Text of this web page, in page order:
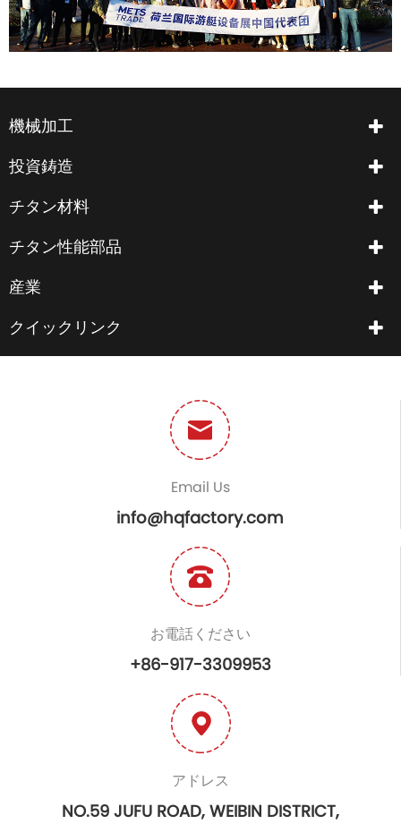
機械加工
投資鋳造
チタン材料
チタン性能部品
産業
クイックリンク
Email Us
info@hqfactory.com
お電話ください
+86-917-3309953
アドレス
NO.59 JUFU ROAD, WEIBIN DISTRICT,